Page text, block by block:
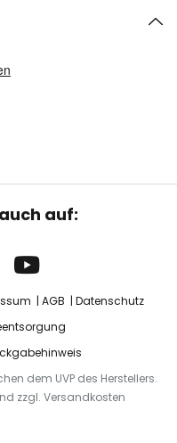
auf:
AGB
Datenschutz
dem UVP des Herstellers.
zzgl. Versandkosten